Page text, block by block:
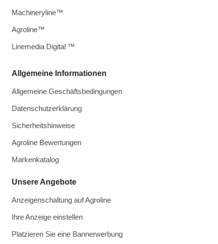
Allgemeine Informationen
Allgemeine Geschäftsbedingungen
Datenschutzerklärung
Sicherheitshinweise
Agroline Bewertungen
Markenkatalog
Unsere Angebote
Anzeigenschaltung auf Agroline
Ihre Anzeige einstellen
Platzieren Sie eine Bannerwerbung
Machineryline™
Agroline™
Linemedia Digital ™